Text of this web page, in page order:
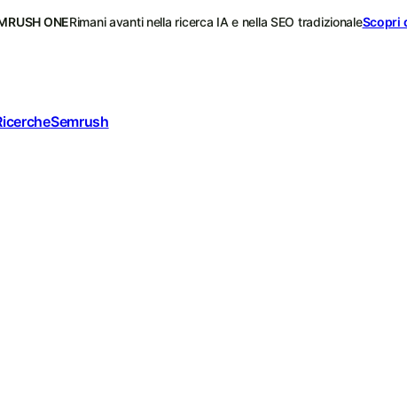
ONERimani avanti nella ricerca IA e nella SEO tradizionaleScopri
Semrush